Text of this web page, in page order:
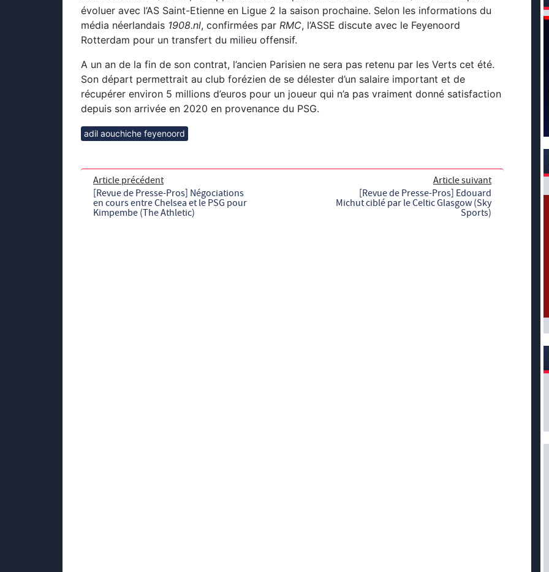
évoluer avec l’AS Saint-Etienne en Ligue 2 la saison prochaine. Selon les informations du
média néerlandais 1908.nl, confirmées par RMC, l’ASSE discute avec le Feyenoord
Rotterdam pour un transfert du milieu offensif.
A un an de la fin de son contrat, l’ancien Parisien ne sera pas retenu par les Verts cet été.
Son départ permettrait au club forézien de se délester d’un salaire important et de
récupérer environ 5 millions d’euros pour un joueur qui n’a pas vraiment donné satisfaction
depuis son arrivée en 2020 en provenance du PSG.
adil aouchiche feyenoord
Article précédent
[Revue de Presse-Pros] Négociations
en cours entre Chelsea et le PSG pour
Kimpembe (The Athletic)
Article suivant
[Revue de Presse-Pros] Edouard
Michut ciblé par le Celtic Glasgow (Sky
Sports)